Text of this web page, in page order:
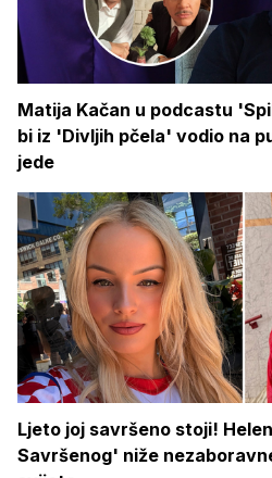
Matija Kačan u podcastu
bi iz 'Divljih pčela' vodio na
jede
Ljeto joj savršeno stoji!
Savršenog' niže